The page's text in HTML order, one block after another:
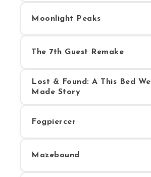
Moonlight Peaks
The 7th Guest Remake
Lost & Found: A This Bed We
Made Story
Fogpiercer
Mazebound